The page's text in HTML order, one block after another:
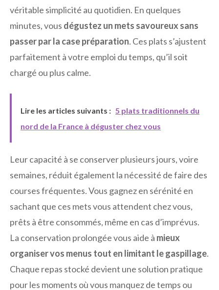
véritable simplicité au quotidien. En quelques
minutes, vous dégustez un mets savoureux sans
passer par la case préparation. Ces plats s’ajustent
parfaitement à votre emploi du temps, qu’il soit
chargé ou plus calme.
Lire les articles suivants : 5 plats traditionnels du
nord de la France à déguster chez vous
Leur capacité à se conserver plusieurs jours, voire
semaines, réduit également la nécessité de faire des
courses fréquentes. Vous gagnez en sérénité en
sachant que ces mets vous attendent chez vous,
prêts à être consommés, même en cas d’imprévus.
La conservation prolongée vous aide à mieux
organiser vos menus tout en limitant le gaspillage.
Chaque repas stocké devient une solution pratique
pour les moments où vous manquez de temps ou